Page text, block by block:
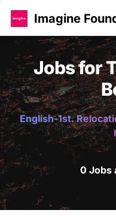
Imagine
Jobs for
English-1st.
0 Jobs